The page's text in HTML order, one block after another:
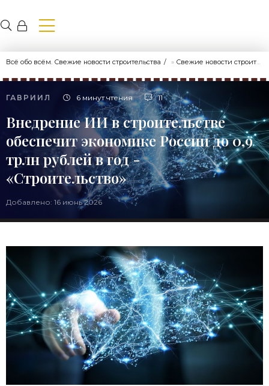
Всё обо всём. Свежие новости строительства » Свежие новости строительства
ГАВРИИЛ 6 минут чтения 11
Внедрение ИИ в строительстве
обеспечит экономике России до 0,9
трлн рублей в год -
«Строительство»
Добавлено: 16 июнь 2026